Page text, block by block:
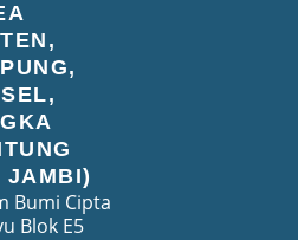
JAMBI)
Bumi Cipta
Blok E5